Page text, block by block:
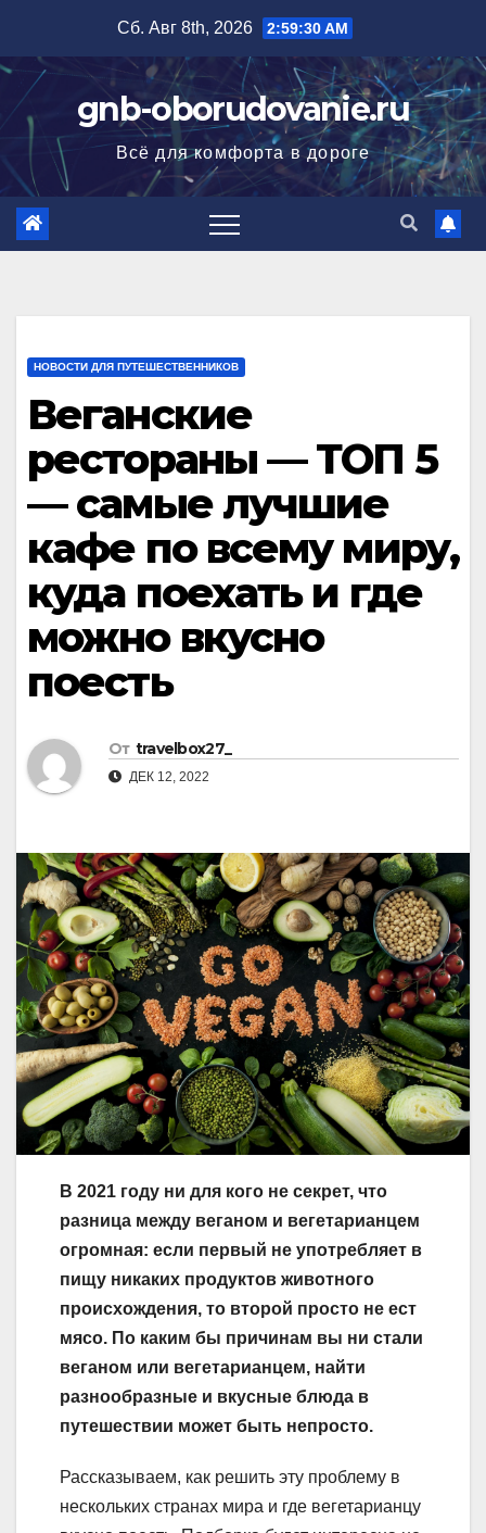
содержимому
Сб. Авг 8th, 2026 2:59:31 AM
gnb-oborudovanie.ru
Всё для комфорта в дороге
НОВОСТИ ДЛЯ ПУТЕШЕСТВЕННИКОВ
Веганские
рестораны — ТОП 5
— самые лучшие
кафе по всему миру,
куда поехать и где
можно вкусно
поесть
От travelbox27_
ДЕК 12, 2022
В 2021 году ни для кого не секрет, что
разница между веганом и вегетарианцем
огромная: если первый не употребляет в
пищу никаких продуктов животного
происхождения, то второй просто не ест
мясо. По каким бы причинам вы ни стали
веганом или вегетарианцем, найти
разнообразные и вкусные блюда в
путешествии может быть непросто.
Рассказываем, как решить эту проблему в
нескольких странах мира и где вегетарианцу